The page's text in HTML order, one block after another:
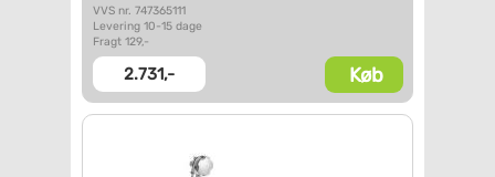
VVS nr. 747365111
Levering 10-15 dage
Fragt 129,-
2.731,- Køb